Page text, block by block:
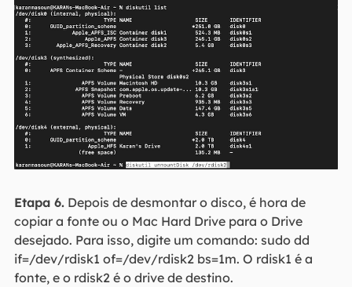
Etapa 6.Depois de desmontar o disco, é hora de
copiar a fonte ou o Mac Hard Drive para o Drive
desejado. Para isso, digite um comando: sudo dd
if=/dev/rdisk1 of=/dev/rdisk2 bs=1m. O rdisk1 é a
fonte, e o rdisk2 é o drive de destino.